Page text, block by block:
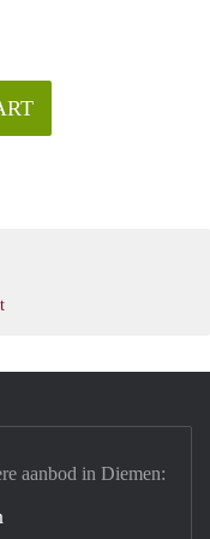
aanbod in Diemen: